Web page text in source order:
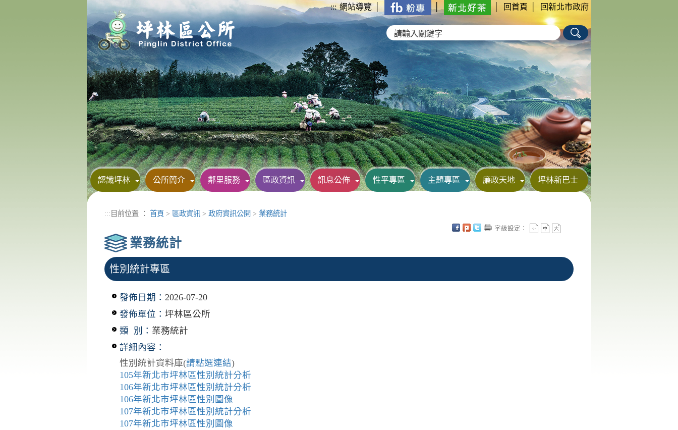
::: 網站導覽 │ │ 回首頁 回新北市政府
認識坪林 公所簡介 鄰里服務 區政資訊 訊息公佈 性平專區 主題專區 廉政天地 坪林新巴士
::: 目前位置 ： 首頁 > 區政資訊 > 政府資訊公開 > 業務統計
業務統計
字級設定：
性別統計專區
發佈日期： 2026-07-20
發佈單位： 坪林區公所
類 別： 業務統計
詳細內容：
性別統計資料庫(請點選連結)
105年新北市坪林區性別統計分析
106年新北市坪林區性別統計分析
106年新北市坪林區性別圖像
107年新北市坪林區性別統計分析
107年新北市坪林區性別圖像